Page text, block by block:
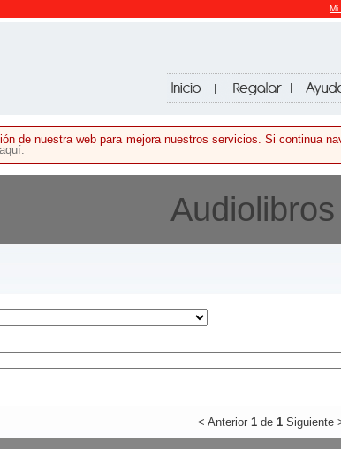
Mi
de nuestra web para mejora nuestros servicios. Si continua
aquí.
< Anterior 1 de 1 Siguiente